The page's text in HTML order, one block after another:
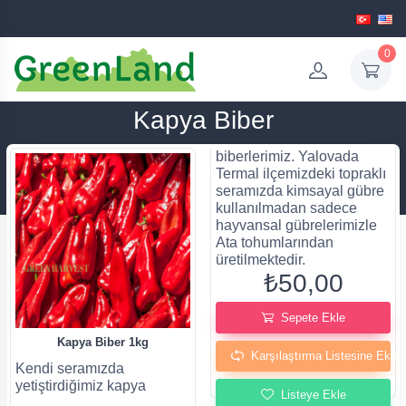
0
Kapya Biber
Kapya Biber 1kg
Kendi seramızda
yetiştirdiğimiz kapya
biberlerimiz. Yalovada
Termal ilçemizdeki topraklı
seramızda kimsayal gübre
kullanılmadan sadece
hayvansal gübrelerimizle
Ata tohumlarından
üretilmektedir.
₺50,00
Sepete Ekle
Karşılaştırma Listesine Ekle
Listeye Ekle